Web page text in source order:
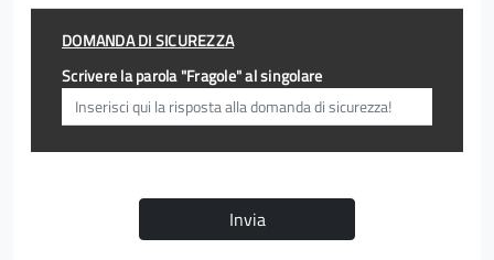
DOMANDA DI SICUREZZA
Scrivere la parola "Fragole" al singolare
Invia